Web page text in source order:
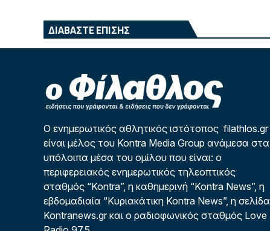
ΔΙΑΒΑΣΤΕ ΕΠΙΣΗΣ
Ο ενημερωτικός αθλητικός ιστότοπος filathlos.gr
είναι μέλος του Kontra Media Group ανάμεσα στα
υπόλοιπα μέσα του ομίλου που είναι: ο
περιφερειακός ενημερωτικός τηλεοπτικός
σταθμός “Kontra”, η καθημερινή “Kontra News”, η
εβδομαδιαία “Κυριακάτικη Kontra News”, η σελίδα
Kontranews.gr και ο ραδιοφωνικός σταθμός Love